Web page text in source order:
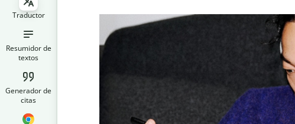
Traductor
Resumidor de
textos
Generador de
citas